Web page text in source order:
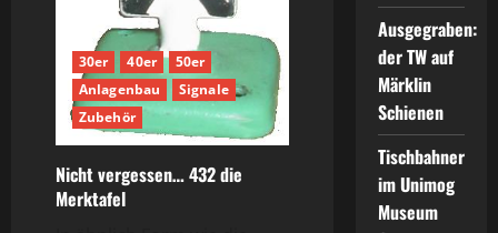
30er 40er
50er
Anlagenbau
Signale
Zubehör
Nicht vergessen… 432 die
Merktafel
Ausgegraben:
der TW auf
Märklin
Schienen
Tischbahner
im Unimog
Museum